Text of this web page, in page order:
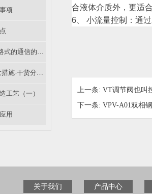
项
MODBUS_RTU协议格式的通信的简单介绍
阀门防腐蚀办法-九大措施-干货分享（二）
工艺（一）
用
合液体介质外，更适
6、 小流量控制：通
上一条: VT调节阀也叫
下一条: VPV-A01双相
关于我们 产品中心